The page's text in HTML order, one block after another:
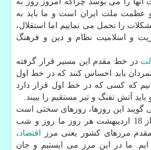
عظمت ملت ایران است و ما باید به
را تحمل می نماییم اما استقلال،
و اسلامیت نظام و دین و فرهنگ
در خط مقدم این مسیر قرار گرفته
باید احساس كنند كه در خط اول
كه كسی كه در خط اول قرار دارد
آتش تفنگ و تیر مستقیم را ببیند.
گویند این روزها، روزهای سختی است
اما من به آنها می گویم كه از 18 اردیبهشت هر روز ما روز و شب
مرزهای كشور یعنی مرز
اقتصاد ،
ایم. ما در این مرز می ایستیم و جان